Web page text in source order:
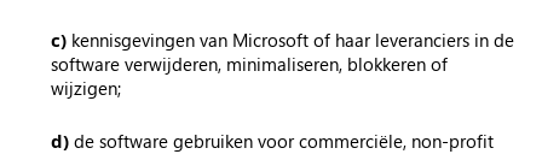
c) kennisgevingen van Microsoft of haar leveranciers in de
software verwijderen, minimaliseren, blokkeren of
wijzigen;
d) de software gebruiken voor commerciële, non-profit